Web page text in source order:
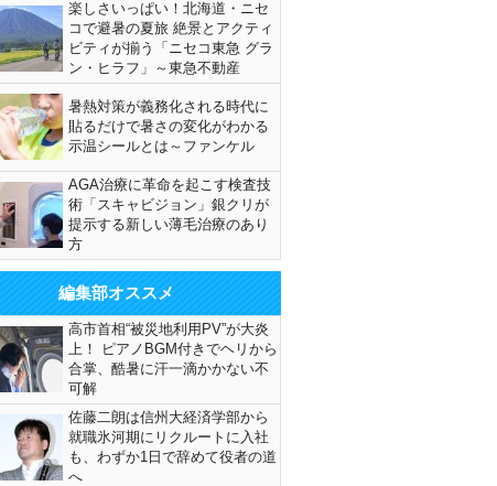
楽しさいっぱい！北海道・ニセ
コで避暑の夏旅 絶景とアクティ
ビティが揃う「ニセコ東急 グラ
ン・ヒラフ」～東急不動産
暑熱対策が義務化される時代に
貼るだけで暑さの変化がわかる
示温シールとは～ファンケル
AGA治療に革命を起こす検査技
術「スキャビジョン」銀クリが
提示する新しい薄毛治療のあり
方
編集部オススメ
高市首相“被災地利用PV”が大炎
上！ ピアノBGM付きでヘリから
合掌、酷暑に汗一滴かかない不
可解
佐藤二朗は信州大経済学部から
就職氷河期にリクルートに入社
も、わずか1日で辞めて役者の道
へ